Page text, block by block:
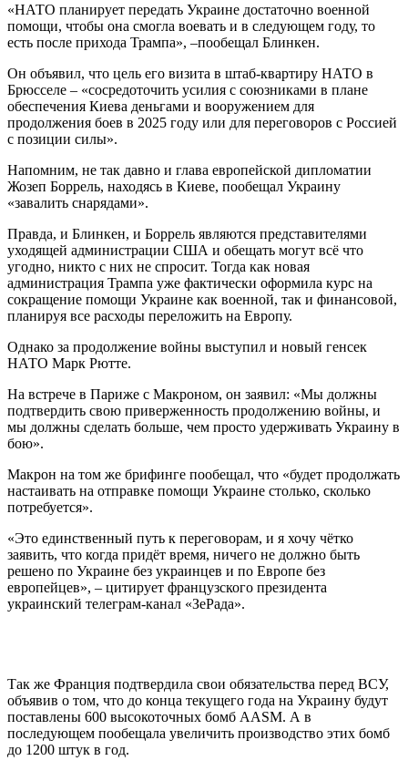
«НАТО планирует передать Украине достаточно военной
помощи, чтобы она смогла воевать и в следующем году, то
есть после прихода Трампа», –пообещал Блинкен.
Он объявил, что цель его визита в штаб-квартиру НАТО в
Брюсселе – «сосредоточить усилия с союзниками в плане
обеспечения Киева деньгами и вооружением для
продолжения боев в 2025 году или для переговоров с Россией
с позиции силы».
Напомним, не так давно и глава европейской дипломатии
Жозеп Боррель, находясь в Киеве, пообещал Украину
«завалить снарядами».
Правда, и Блинкен, и Боррель являются представителями
уходящей администрации США и обещать могут всё что
угодно, никто с них не спросит. Тогда как новая
администрация Трампа уже фактически оформила курс на
сокращение помощи Украине как военной, так и финансовой,
планируя все расходы переложить на Европу.
Однако за продолжение войны выступил и новый генсек
НАТО Марк Рютте.
На встрече в Париже с Макроном, он заявил: «Мы должны
подтвердить свою приверженность продолжению войны, и
мы должны сделать больше, чем просто удерживать Украину в
бою».
Макрон на том же брифинге пообещал, что «будет продолжать
настаивать на отправке помощи Украине столько, сколько
потребуется».
«Это единственный путь к переговорам, и я хочу чётко
заявить, что когда придёт время, ничего не должно быть
решено по Украине без украинцев и по Европе без
европейцев», – цитирует французского президента
украинский телеграм-канал «ЗеРада».
Так же Франция подтвердила свои обязательства перед ВСУ,
объявив о том, что до конца текущего года на Украину будут
поставлены 600 высокоточных бомб AASM. А в
последующем пообещала увеличить производство этих бомб
до 1200 штук в год.